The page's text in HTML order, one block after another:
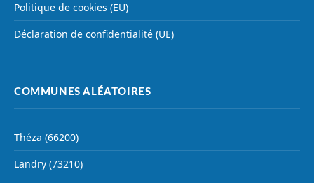
Politique de cookies (EU)
Déclaration de confidentialité (UE)
COMMUNES ALÉATOIRES
Théza (66200)
Landry (73210)